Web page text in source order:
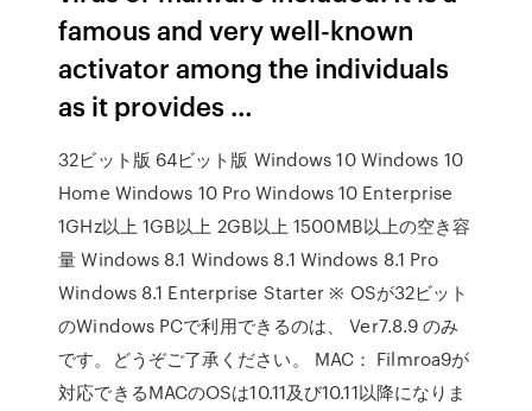
famous and very well-known
activator among the individuals
as it provides …
32ビット版 64ビット版 Windows 10 Windows 10
Home Windows 10 Pro Windows 10 Enterprise
1GHz以上 1GB以上 2GB以上 1500MB以上の空き容
量 Windows 8.1 Windows 8.1 Windows 8.1 Pro
Windows 8.1 Enterprise Starter ※ OSが32ビット
のWindows PCで利用できるのは、 Ver7.8.9 のみ
です。どうぞご了承ください。 MAC： Filmroa9が
対応できるMACのOSは10.11及び10.11以降になりま